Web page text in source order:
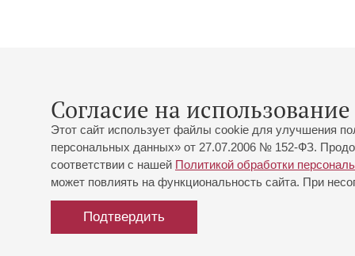
Согласие на
Этот сайт использует файлы cookie для улучшения
персональных данных» от 27.07.2006 № 152-ФЗ.
соответствии с нашей Политикой обработки
может повлиять на функциональность сайта. При
Подтвердить